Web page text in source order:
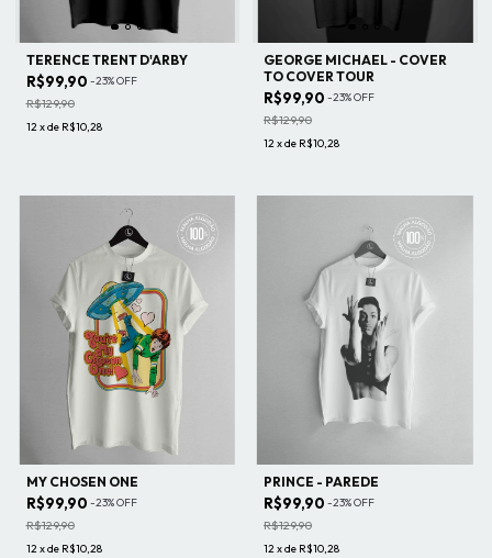
TERENCE TRENT D'ARBY
R$99,90 -23%OFF
R$129,90
12xde R$10,28
GEORGE MICHAEL - COVER
TO COVER TOUR
R$99,90 -23%OFF
R$129,90
12xde R$10,28
MY CHOSEN ONE
R$99,90 -23%OFF
R$129,90
12xde R$10,28
PRINCE - PAREDE
R$99,90 -23%OFF
R$129,90
12xde R$10,28